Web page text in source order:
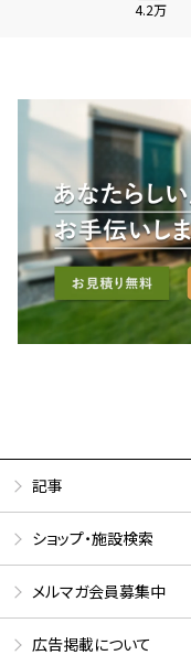
4.2万
記事
ショップ・施設検索
メルマガ会員募集中
広告掲載について